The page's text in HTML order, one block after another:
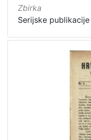
Zbirka
Serijske publikacije